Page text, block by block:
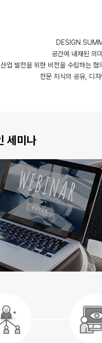
DESIGN
공간에 내재된 의
산업 발전을 위한 비전을 수립하는
전문 지식의 공유, 디
세미나